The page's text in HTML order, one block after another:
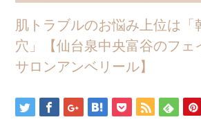
肌トラブルのお悩み上位は「
穴」【仙台泉中央富谷のフェ
サロンアンベリール】